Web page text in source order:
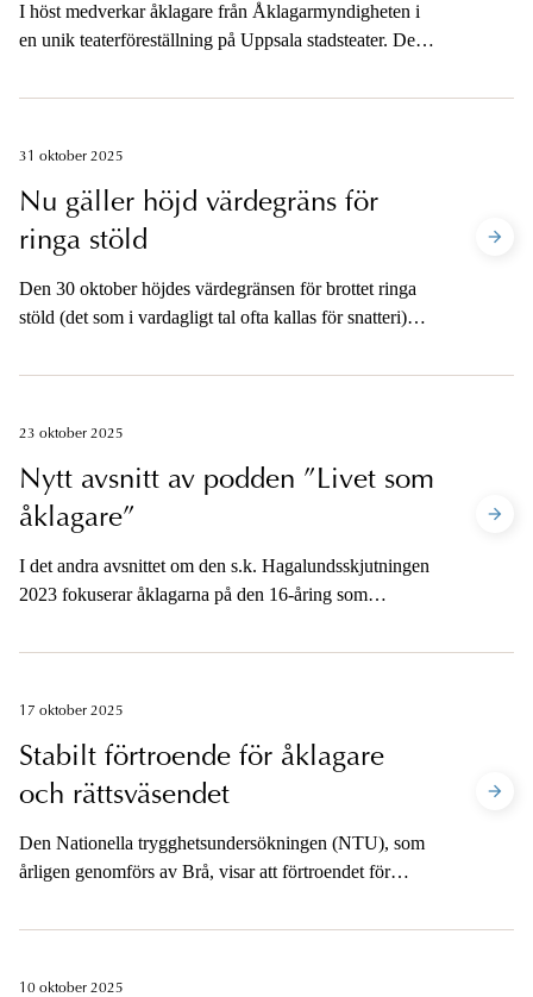
I höst medverkar åklagare från Åklagarmyndigheten i
en unik teaterföreställning på Uppsala stadsteater. Den
ett brottmål från brott till dom och själva ta ställning till
31 oktober 2025
Nu gäller höjd värdegräns för
ringa stöld
Den 30 oktober höjdes värdegränsen för brottet ringa
stöld (det som i vardagligt tal ofta kallas för snatteri)
annat att tabellerna för rekommenderade normalstraff
ringa skadegörelse. De nya rekommendationerna gäller
23 oktober 2025
Nytt avsnitt av podden ”Livet som
åklagare”
I det andra avsnittet om den s.k. Hagalundsskjutningen
2023 fokuserar åklagarna på den 16-åring som
att arbeta med unga lagöverträdare, vilka påföljder som
kan ha med mera.
17 oktober 2025
Stabilt förtroende för åklagare
och rättsväsendet
Den Nationella trygghetsundersökningen (NTU), som
årligen genomförs av Brå, visar att förtroendet för
procent av befolkningen anger att de har stort
10 oktober 2025